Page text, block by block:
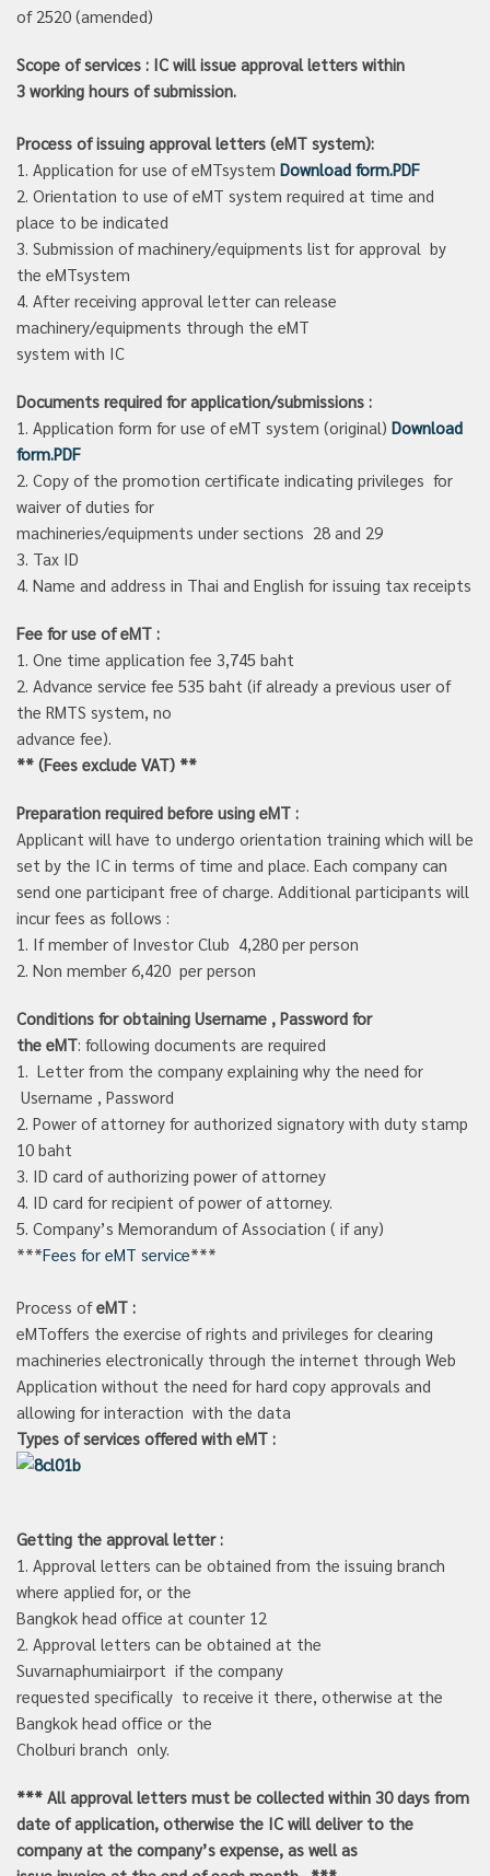
of 2520 (amended)
Scope of services : IC will issue approval letters within
3 working hours of submission.
Process of issuing approval letters (eMT system):
1. Application for use of eMTsystem Download form.PDF
2. Orientation to use of eMT system required at time and
place to be indicated
3. Submission of machinery/equipments list for approval by
the eMTsystem
4. After receiving approval letter can release
machinery/equipments through the eMT
system with IC
Documents required for application/submissions :
1. Application form for use of eMT system (original) Download
form.PDF
2. Copy of the promotion certificate indicating privileges for
waiver of duties for
machineries/equipments under sections 28 and 29
3. Tax ID
4. Name and address in Thai and English for issuing tax receipts
Fee for use ofeMT :
1. One time application fee 3,745 baht
2. Advance service fee 535 baht (if already a previous user of
the RMTS system, no
advance fee).
** (Fees exclude VAT) **
Preparation required before using eMT :
Applicant will have to undergo orientation training which will be
set by the IC in terms of time and place. Each company can
send one participant free of charge. Additional participants will
incur fees as follows :
1. If member of Investor Club 4,280 per person
2. Non member 6,420 per person
Conditions for obtaining Username , Password for
the eMT: following documents are required
1. Letter from the company explaining why the need for
Username , Password
2. Power of attorney for authorized signatory with duty stamp
10 baht
3. ID card of authorizing power of attorney
4. ID card for recipient of power of attorney.
5. Company’s Memorandum of Association ( if any)
***Fees for eMT service***
Process ofeMT :
eMToffers the exercise of rights and privileges for clearing
machineries electronically through the internet through Web
Application without the need for hard copy approvals and
allowing for interaction with the data
Types of services offered with eMT :
Getting the approval letter :
1. Approval letters can be obtained from the issuing branch
where applied for, or the
Bangkok head office at counter 12
2. Approval letters can be obtained at the
Suvarnaphumiairport if the company
requested specifically to receive it there, otherwise at the
Bangkok head office or the
Cholburi branch only.
*** All approval letters must be collected within 30 days from
date of application, otherwise the IC will deliver to the
company at the company’s expense, as well as